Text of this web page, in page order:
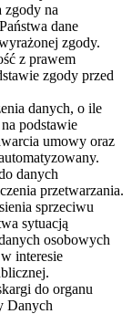
zgody na
dane
zgody.
z prawem
zgody przed
danych, o ile
podstawie
umowy oraz
danych
przetwarzania.
sprzeciwu
sytuacją
osobowych
interesie
do organu
Danych